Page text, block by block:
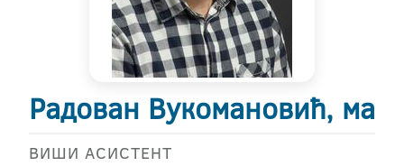
Радован Вукомановић, ма
ВИШИ АСИСТЕНТ